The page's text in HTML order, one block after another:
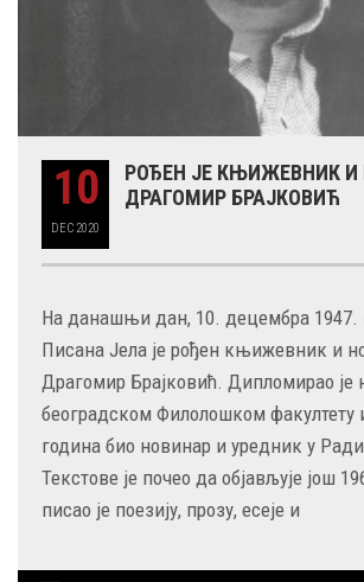
10
DEC 2020
РОЂЕН ЈЕ КЊИЖЕВНИК И
ДРАГОМИР БРАЈКОВИЋ
На данашњи дан, 10. децембра 1947.
Писана Јела је рођен књижевник и
Драгомир Брајковић. Дипломирао је
београдском Филолошком факултету
година био новинар и уредник у
Текстове је почео да објављује још
писао је поезију, прозу, есеје и